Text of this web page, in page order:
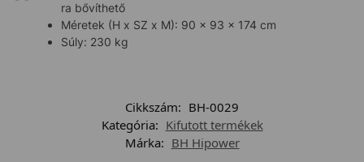
ra bővíthető
Méretek (H x SZ x M): 90 x 93 x 174 cm
Súly: 230 kg
Cikkszám: BH-0029
Kategória: Kifutott termékek
Márka: BH Hipower